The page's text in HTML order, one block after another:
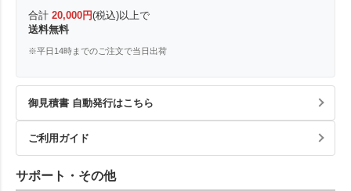
合計 20,000円(税込)以上で
送料無料
※平日14時までのご注文で当日出荷
御見積書 自動発行はこちら
ご利用ガイド
サポート・その他